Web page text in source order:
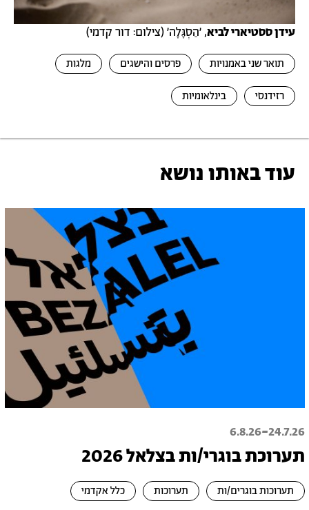
עידן ססטיארי לביא, ׳הַסְגָּלָה׳ (צילום: דור קדמי)
תואר שני באמנויות פרסים והישגים מלגות
רזידנסי בינלאומיות
עוד באותו נושא
24.7.26
-
6.8.26
תערוכת בוגרי/ות בצלאל 2026
תערוכות בוגרים/ות תערוכות כלל אקדמי